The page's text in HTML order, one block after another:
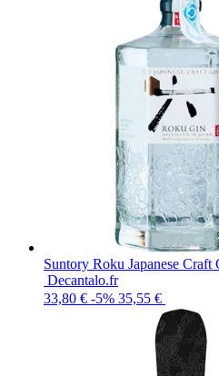
Suntory Roku Japanese Craft
33,80 € -5% 35,55 €